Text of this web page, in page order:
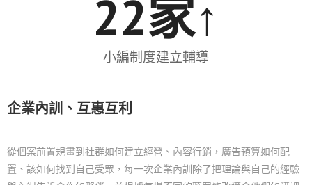
22家↑
小編制度建立輔導
企業內訓、互惠互利
從個案前置規畫到社群如何建立經營、內容行銷，廣告預算如何配
置、該如何找到自己受眾，每一次企業內訓除了把理論與自己的經驗